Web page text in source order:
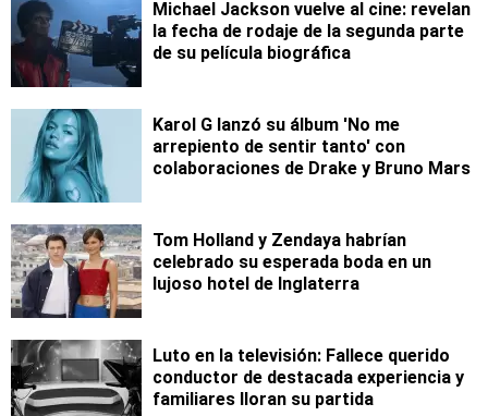
Michael Jackson vuelve al cine: revelan
la fecha de rodaje de la segunda parte
de su película biográfica
Karol G lanzó su álbum 'No me
arrepiento de sentir tanto' con
colaboraciones de Drake y Bruno Mars
Tom Holland y Zendaya habrían
celebrado su esperada boda en un
lujoso hotel de Inglaterra
Luto en la televisión: Fallece querido
conductor de destacada experiencia y
familiares lloran su partida